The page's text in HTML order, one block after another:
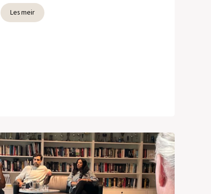
Les meir